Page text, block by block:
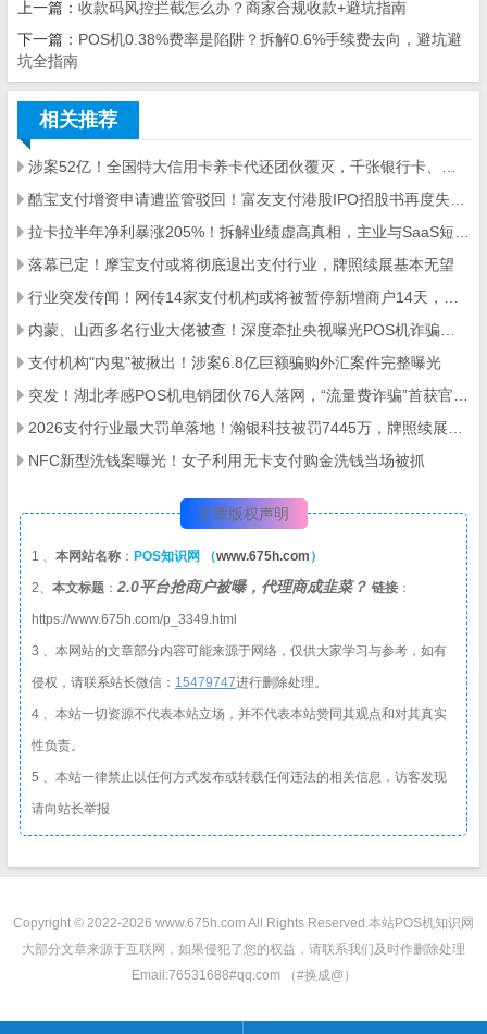
上一篇： 收款码风控拦截怎么办？商家合规收款+避坑指南
下一篇： POS机0.38%费率是陷阱？拆解0.6%手续费去向，避坑避
坑全指南
相关推荐
落幕已定！摩宝支付或将彻底退出支付行业，牌照续展基本无望
支付机构"内鬼"被揪出！涉案6.8亿巨额骗购外汇案件完整曝光
NFC新型洗钱案曝光！女子利用无卡支付购金洗钱当场被抓
文章版权声明
1 、 本网站名称 ： POS知识网 （www.675h.com ）
2、 本文标题 ： 2.0平台抢商户被曝，代理商成韭菜？ 链接 ：
https://www.675h.com/p_3349.html
3 、本网站的文章部分内容可能来源于网络，仅供大家学习与参考，如有
侵权，请联系站长微信： 15479747进行删除处理。
4 、本站一切资源不代表本站立场，并不代表本站赞同其观点和对其真实
性负责。
5 、本站一律禁止以任何方式发布或转载任何违法的相关信息，访客发现
请向站长举报
Copyright © 2022-2026 www.675h.com All Rights Reserved.本站POS机知识网
大部分文章来源于互联网，如果侵犯了您的权益，请联系我们及时作删除处理
Email:76531688#qq.com （#换成@）